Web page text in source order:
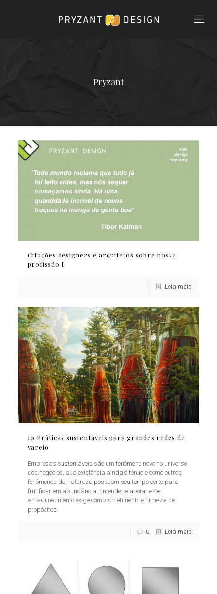
Pryzant
Citações designers e arquitetos sobre nossa
profissão I
Leia mais
10 Práticas sustentáveis para grandes redes de
varejo
Empresas sustentáveis são um fenômeno novo no universo
dos negócios, sua existência ainda é tênue e como outros
fenômenos da natureza possuem seu tempo certo para
frutificar em abundância. Entender e apoiar este
amadurecimento exige comprometimento e firmeza de
propósitos.
0 Leia mais